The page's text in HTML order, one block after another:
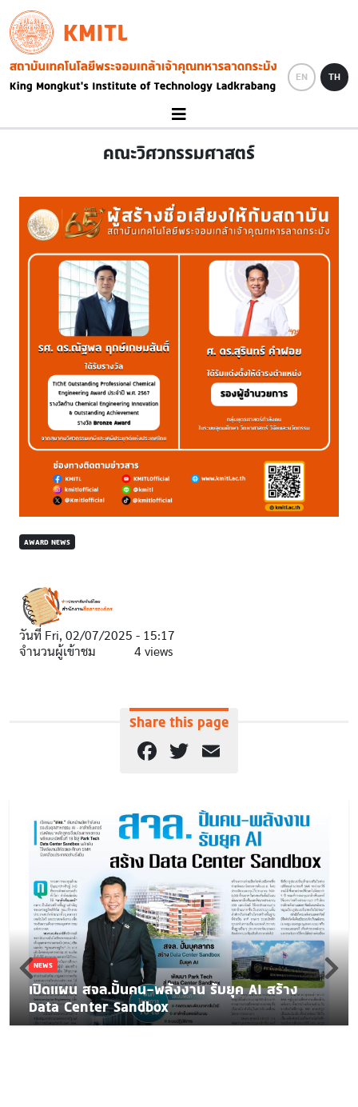
Skip to main content
KMITL
Image
EN TH
คณะวิศวกรรมศาสตร์
AWARD NEWS
วันที่ Fri, 02/07/2025 - 15:17
จำนวนผู้เข้าชม
4 views
Share this page
Facebook
Twitter
NEWS
เปิดแผน สจล.ปั้นคน-พลังงาน รับยุค AI สร้าง
Data Center Sandbox